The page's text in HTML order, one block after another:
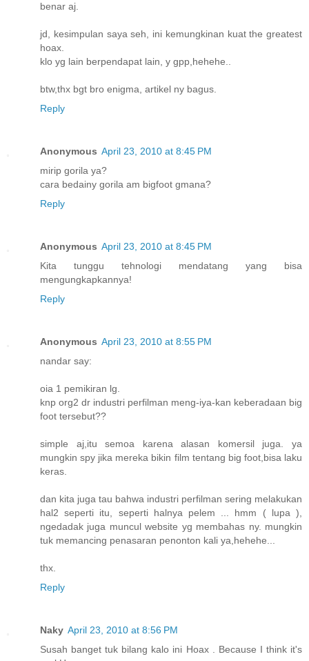
benar aj.
jd, kesimpulan saya seh, ini kemungkinan kuat the greatest
hoax.
klo yg lain berpendapat lain, y gpp,hehehe..
btw,thx bgt bro enigma, artikel ny bagus.
Reply
Anonymous April 23, 2010 at 8:45 PM
mirip gorila ya?
cara bedainy gorila am bigfoot gmana?
Reply
Anonymous April 23, 2010 at 8:45 PM
Kita tunggu tehnologi mendatang yang bisa
mengungkapkannya!
Reply
Anonymous April 23, 2010 at 8:55 PM
nandar say:
oia 1 pemikiran lg.
knp org2 dr industri perfilman meng-iya-kan keberadaan big
foot tersebut??
simple aj,itu semoa karena alasan komersil juga. ya
mungkin spy jika mereka bikin film tentang big foot,bisa laku
keras.
dan kita juga tau bahwa industri perfilman sering melakukan
hal2 seperti itu, seperti halnya pelem ... hmm ( lupa ),
ngedadak juga muncul website yg membahas ny. mungkin
tuk memancing penasaran penonton kali ya,hehehe...
thx.
Reply
Naky April 23, 2010 at 8:56 PM
Susah banget tuk bilang kalo ini Hoax . Because I think it's